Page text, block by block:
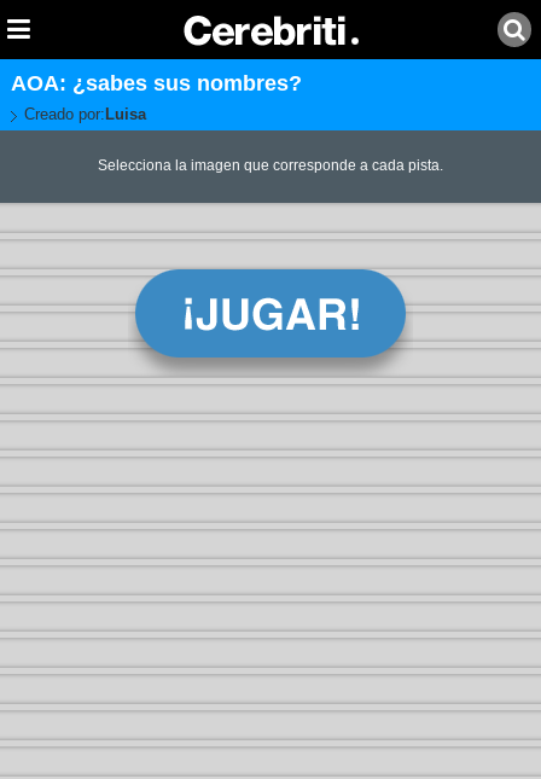
AOA: ¿sabes sus nombres?
Creado por: Luisa
Selecciona la imagen que corresponde a cada pista.